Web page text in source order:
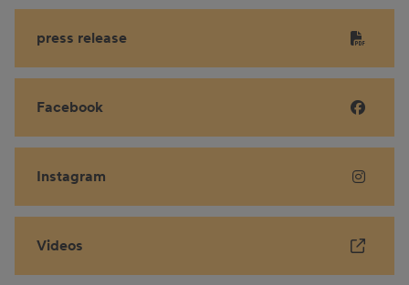
press release
Facebook
Instagram
Videos